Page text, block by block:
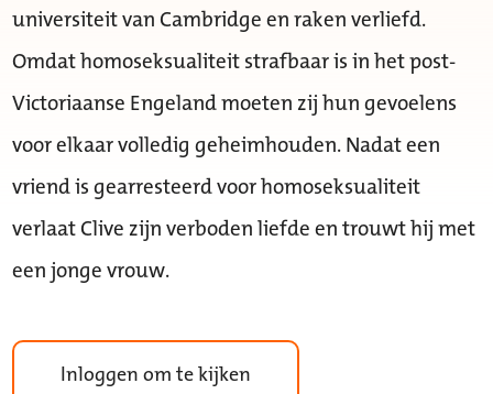
universiteit van Cambridge en raken verliefd.
Omdat homoseksualiteit strafbaar is in het post-
Victoriaanse Engeland moeten zij hun gevoelens
voor elkaar volledig geheimhouden. Nadat een
vriend is gearresteerd voor homoseksualiteit
verlaat Clive zijn verboden liefde en trouwt hij met
een jonge vrouw.
Inloggen om te kijken